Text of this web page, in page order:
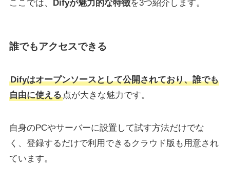
ここでは、 Difyが魅力的な特徴を3つ紹介します。
誰でもアクセスできる
Difyはオープンソースとして公開されており、誰でも
自由に使える点が大きな魅力です。
自身のPCやサーバーに設置して試す方法だけでな
く、登録するだけで利用できるクラウド版も用意され
ています。